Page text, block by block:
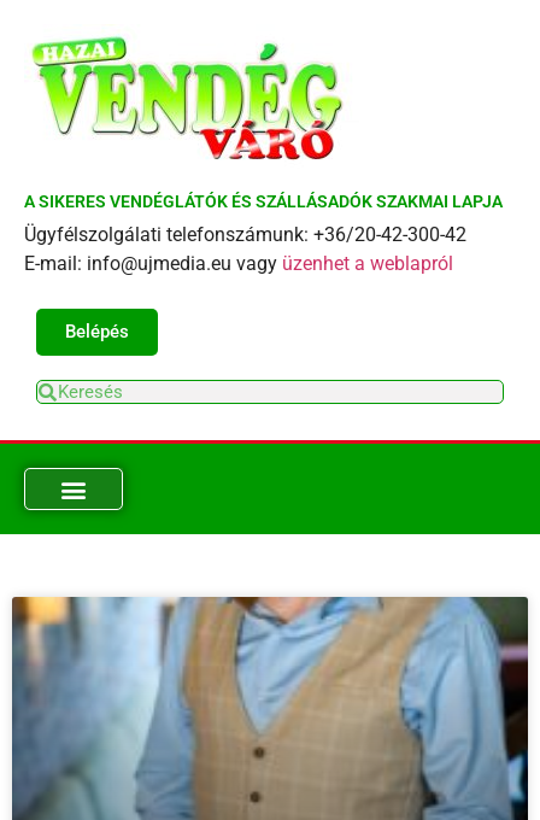
A SIKERES VENDÉGLÁTÓK ÉS SZÁLLÁSADÓK SZAKMAI LAPJA
Ügyfélszolgálati telefonszámunk: +36/20-42-300-42
E-mail: info@ujmedia.eu vagy üzenhet a weblapról
Belépés